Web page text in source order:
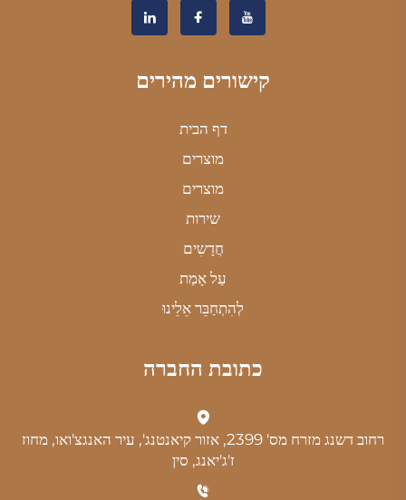
קישורים מהירים
דף הבית
מוצרים
מוצרים
שירות
חֲדָשִים
עַל אָמַת
לְהִתְחַבֵּר אֵלֵינוּ
כתובת החברה
רחוב דשנג מזרח מס' 2399, אזור קיאנטנג', עיר האנגצ'ואו, מחוז
ז'ג'יאנג, סין